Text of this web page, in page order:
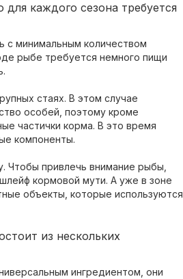
каждого сезона требуется
с минимальным количеством
рыбе требуется немного пищи
стаях. В этом случае
особей, поэтому кроме
частички корма. В это время
компоненты.
привлечь внимание рыбы,
кормовой мути. А уже в зоне
объекты, которые используются
из нескольких
ингредиентом, они